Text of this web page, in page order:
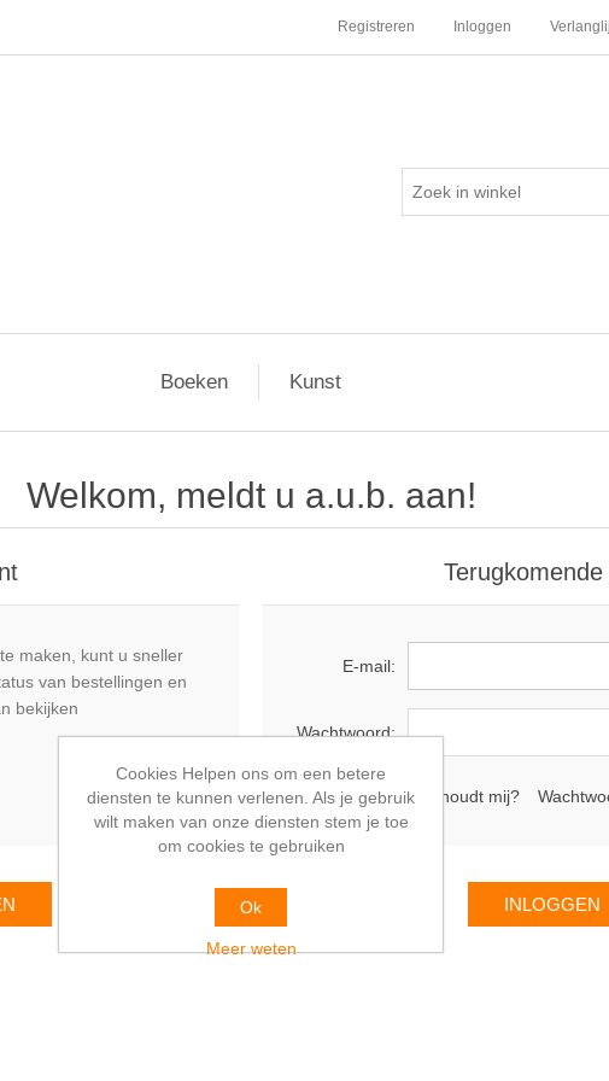
Registreren Inloggen
Boeken Kunst
Welkom, meldt u a.u.b. aan!
maken, kunt u sneller
van bestellingen en
bekijken
E-mail:
Wachtwoord:
Onthoudt mij?
Cookies Helpen ons om een betere
diensten te kunnen verlenen. Als je gebruik
wilt maken van onze diensten stem je toe
om cookies te gebruiken
Ok
Meer weten